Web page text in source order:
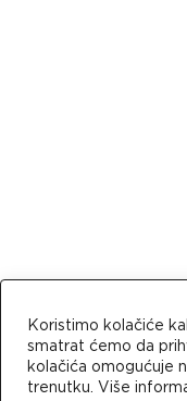
Koristimo kolačiće
smatrat ćemo da
kolačića omogućuje
trenutku. Više